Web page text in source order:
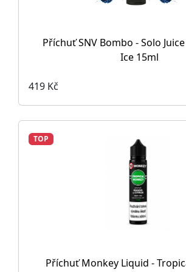
Příchuť SNV Bombo - Solo
Ice 15ml
419 Kč
TOP
Příchuť Monkey Liquid -